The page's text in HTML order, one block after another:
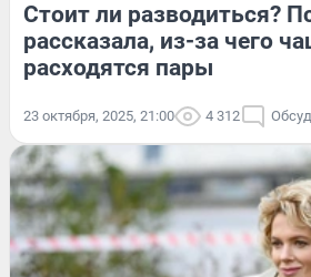
Стоит ли разводиться?
рассказала, из-за чего
расходятся пары
23 октября, 2025, 21:00 4 312